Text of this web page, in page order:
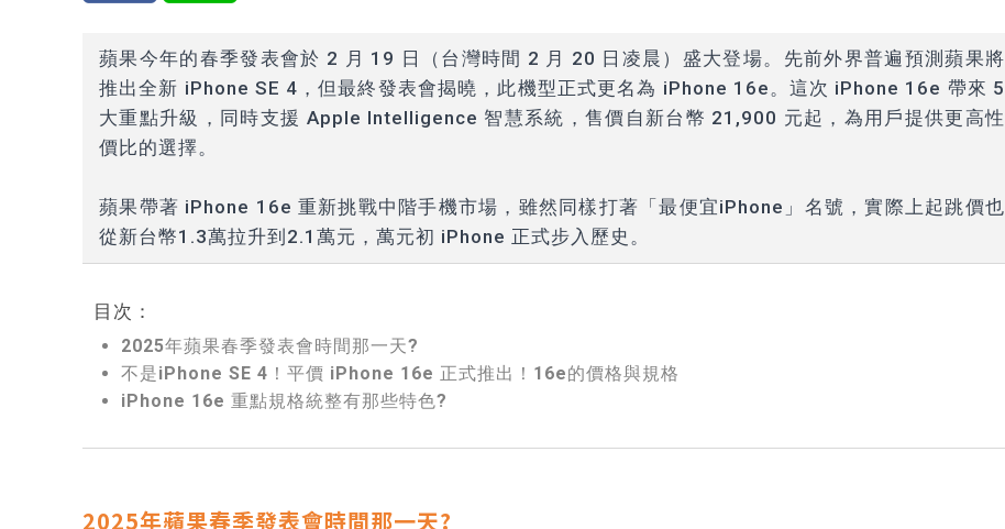
蘋果今年的春季發表會於 2 月 19 日（台灣時間 2 月 20 日凌晨）盛大登場。先前外界普遍預測蘋果將
推出全新 iPhone SE 4，但最終發表會揭曉，此機型正式更名為 iPhone 16e 。這次 iPhone 16e 帶來 5
大重點升級，同時支援 Apple Intelligence 智慧系統，售價自新台幣 21,900 元起，為用戶提供更高性
價比的選擇。
蘋果帶著 iPhone 16e 重新挑戰中階手機市場，雖然同樣打著「最便宜iPhone」名號，實際上起跳價也
從新台幣1.3萬拉升到2.1萬元，萬元初 iPhone 正式步入歷史。
目次：
2025年蘋果春季發表會時間那一天?
不是iPhone SE 4！平價 iPhone 16e 正式推出！16e的價格與規格
iPhone 16e 重點規格統整有那些特色?
2025年蘋果春季發表會時間那一天?